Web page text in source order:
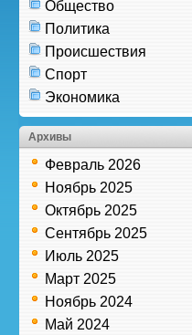
Общество
Политика
Происшествия
Спорт
Экономика
Архивы
Февраль 2026
Ноябрь 2025
Октябрь 2025
Сентябрь 2025
Июль 2025
Март 2025
Ноябрь 2024
Май 2024